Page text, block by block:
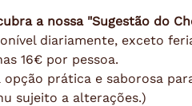
a nossa "Sugestão do
diariamente, exceto
16€ por pessoa.
opção prática e saborosa
sujeito a alterações.)